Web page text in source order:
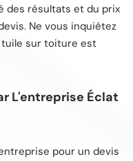
des résultats et du prix
Ne vous inquiétez
tuile sur toiture est
L'entreprise Éclat
pour un devis